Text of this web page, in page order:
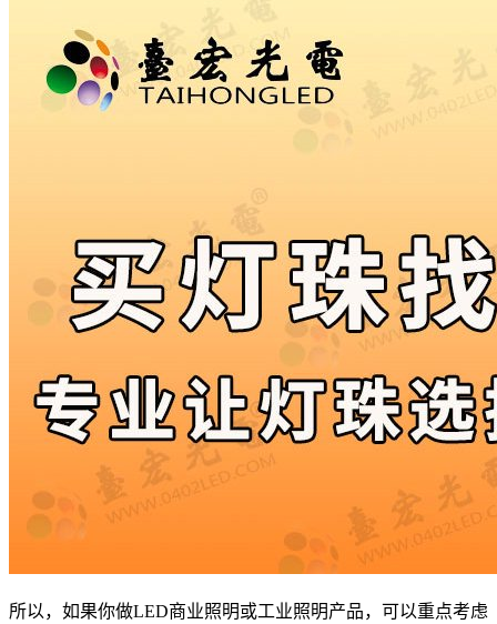
所以，如果你做LED商业照明或工业照明产品，可以重点考虑